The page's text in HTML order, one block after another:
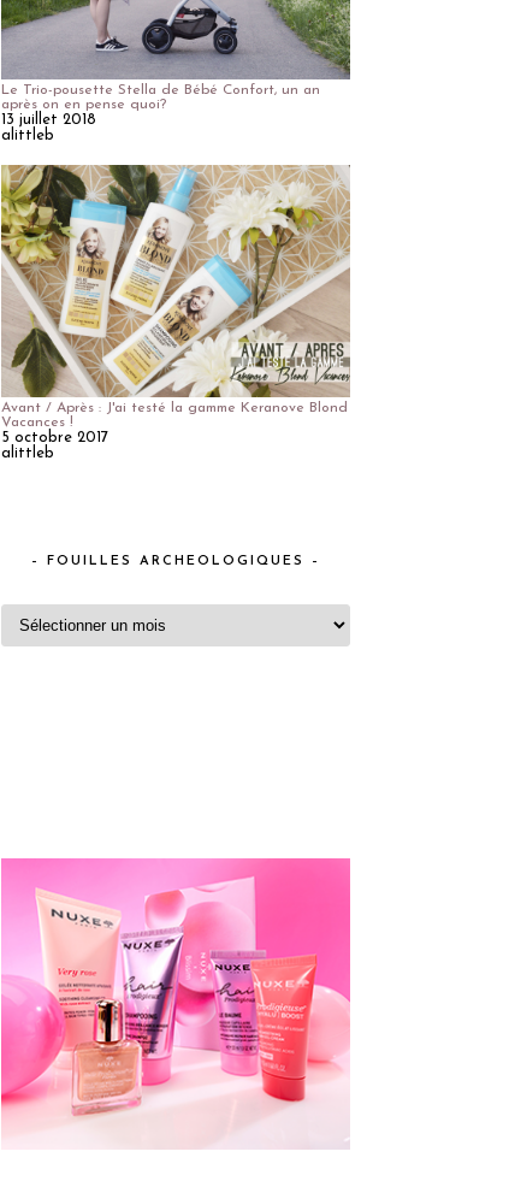
Le Trio-pousette Stella de Bébé Confort, un an
après on en pense quoi?
13 juillet 2018
alittleb
Avant / Après : J'ai testé la gamme Keranove Blond
Vacances !
5 octobre 2017
alittleb
– FOUILLES ARCHEOLOGIQUES –